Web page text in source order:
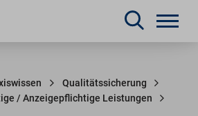
Qualitätssicherung
/ Anzeigepflichtige Leistungen